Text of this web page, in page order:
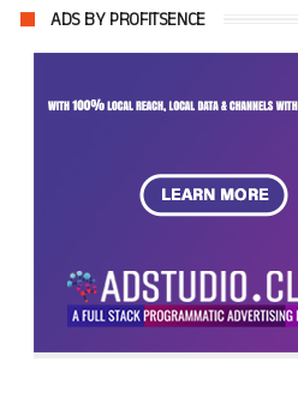
ADS BY PROFITSENCE